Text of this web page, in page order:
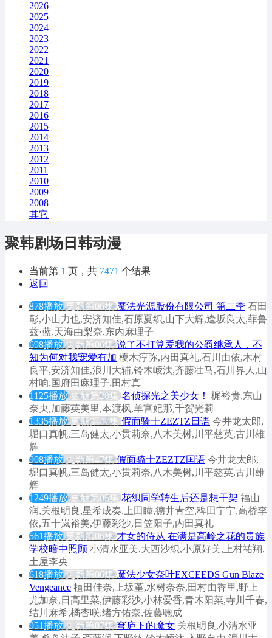
2026
2025
2024
2023
2022
2021
2020
2019
2018
2017
2016
2015
2014
2013
2012
2011
2010
2009
2008
其它
聚韩剧场日韩动漫
当前第 1 页，共 7471 个结果
返回
878播放 更新第06集 魔法光源股份有限公司 第二季 石田
彰,小山力也,安济知佳,石原夏织,山下大辉,逢坂良太,菲鲁
兹·蓝,天海由梨奈,东内麻理子
698播放 更新第06集 说了不打算爱我的公爵继承人，不
知为何对我宠爱有加 榎木淳弥,内田真礼,石川由依,木村
良平,安济知佳,浪川大辅,铃木崚汰,齐藤壮马,石川界人,山
村响,国府田麻理子,田村真
1125播放 更新第28集 名侦探光之美少女！
梶裕贵,东山
奈央,加藤英美里,本渡枫,羊宫妃那,千贺光莉
1335播放 更新第47集 假面骑士ZEZTZ日语 今井龙太郎,
堀口真帆,三岛健太,小贯莉奈,八木美树,川平慈英,古川雄
辉
908播放 更新第47集 假面骑士ZEZTZ国语 今井龙太郎,
堀口真帆,三岛健太,小贯莉奈,八木美树,川平慈英,古川雄
辉
1249播放 更新第05集 花织同学转生后还是想干架 福山
润,关根明良,星希成奏,上田瞳,德井青空,稗田宁宁,高桥李
依,五十岚裕美,伊藤彩沙,日笠阳子,内田真礼
561播放 更新第06集 才女的侍从 在满是高岭之花的贵族
学校暗中照顾 小清水亚美,大西沙织,小原好美,上村祐翔,
土屋李央
618播放 更新第06集 魔法少女奈叶EXCEEDS Gun Blaze
Vengeance 植田佳奈,上坂堇,水树奈奈,田村由香里,野上
尤加奈,日高里菜,伊藤彩沙,小林爱香,青木阳菜,寺川千春,
结川麻希,橘杏咲,绪方佑奈,佐藤聴成
951播放 更新第07集 穹庐下的魔女 关根明良,小清水亚